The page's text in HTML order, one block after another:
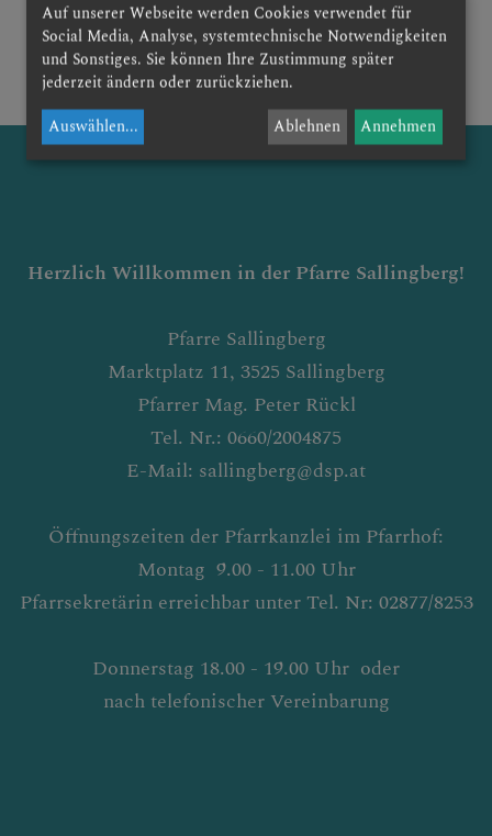
zurück
Herzlich Willkommen in der Pfarre Sallingberg!
Pfarre Sallingberg
Marktplatz 11, 3525 Sallingberg
Pfarrer Mag. Peter Rückl
Tel. Nr.: 0660/2004875
E-Mail: sallingberg@dsp.at
Öffnungszeiten der Pfarrkanzlei im Pfarrhof:
Montag 9.00 - 11.00 Uhr
Pfarrsekretärin erreichbar unter Tel. Nr: 02877/8253
Donnerstag 18.00 - 19.00 Uhr oder
nach telefonischer Vereinbarung
Auf unserer Webseite werden Cookies verwendet für
Social Media, Analyse, systemtechnische Notwendigkeiten
und Sonstiges. Sie können Ihre Zustimmung später
jederzeit ändern oder zurückziehen.
Auswählen... Ablehnen Annehmen